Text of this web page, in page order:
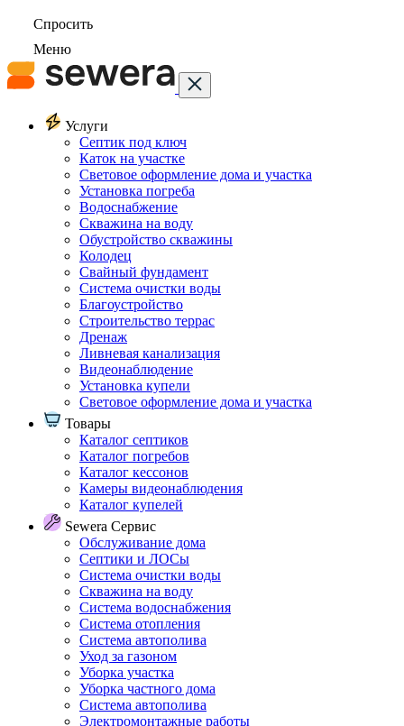
Спросить
Меню
Услуги
Септик под ключ
Каток на участке
Световое оформление дома и участка
Установка погреба
Водоснабжение
Скважина на воду
Обустройство скважины
Колодец
Свайный фундамент
Система очистки воды
Благоустройство
Строительство террас
Дренаж
Ливневая канализация
Видеонаблюдение
Установка купели
Световое оформление дома и участка
Товары
Каталог септиков
Каталог погребов
Каталог кессонов
Камеры видеонаблюдения
Каталог купелей
Sewera Сервис
Обслуживание дома
Септики и ЛОСы
Система очистки воды
Скважина на воду
Система водоснабжения
Система отопления
Система автополива
Уход за газоном
Уборка участка
Уборка частного дома
Система автополива
Электромонтажные работы